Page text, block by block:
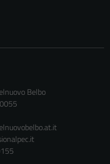
Belbo